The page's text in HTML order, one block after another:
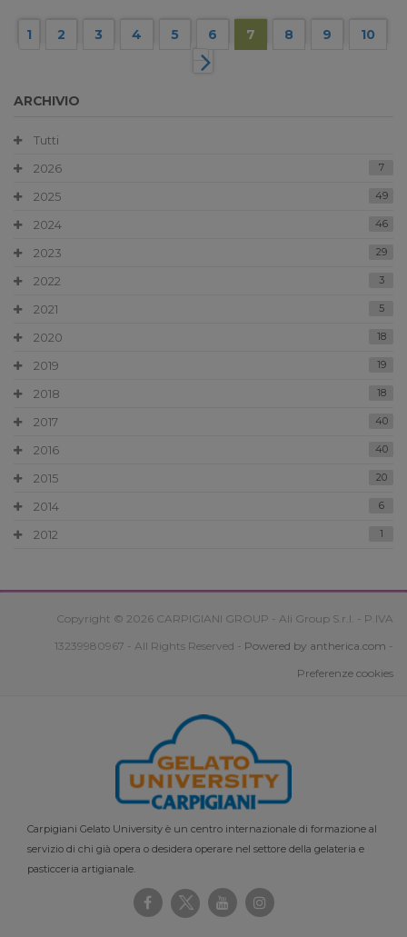
1 2 3 4 5 6 7 8 9 10
ARCHIVIO
Tutti
2026
7
2025 49
2024 46
2023 29
2022 3
2021 5
2020 18
2019 19
2018 18
2017 40
2016 40
2015 20
2014 6
2012 1
Copyright © 2026 CARPIGIANI GROUP - Ali Group S.r.l. - P.IVA
13239980967 - All Rights Reserved - Powered by antherica.com -
Preferenze cookies
Carpigiani Gelato University è un centro internazionale di formazione al
servizio di chi già opera o desidera operare nel settore della gelateria e
pasticceria artigianale.